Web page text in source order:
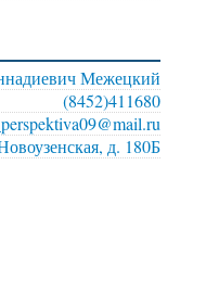
Межецкий
(8452)411680
д. 180Б